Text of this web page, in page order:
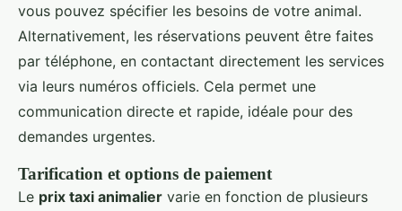
vous pouvez spécifier les besoins de votre animal.
Alternativement, les réservations peuvent être faites
par téléphone, en contactant directement les services
via leurs numéros officiels. Cela permet une
communication directe et rapide, idéale pour des
demandes urgentes.
Tarification et options de paiement
Le prix taxi animalier varie en fonction de plusieurs